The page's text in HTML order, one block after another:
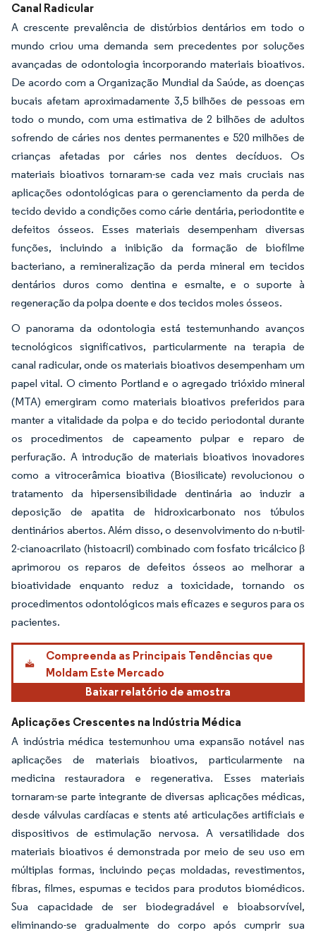
Canal Radicular
A crescente prevalência de distúrbios dentários em todo o
mundo criou uma demanda sem precedentes por soluções
avançadas de odontologia incorporando materiais bioativos.
De acordo com a Organização Mundial da Saúde, as doenças
bucais afetam aproximadamente 3,5 bilhões de pessoas em
todo o mundo, com uma estimativa de 2 bilhões de adultos
sofrendo de cáries nos dentes permanentes e 520 milhões de
crianças afetadas por cáries nos dentes decíduos. Os
materiais bioativos tornaram-se cada vez mais cruciais nas
aplicações odontológicas para o gerenciamento da perda de
tecido devido a condições como cárie dentária, periodontite e
defeitos ósseos. Esses materiais desempenham diversas
funções, incluindo a inibição da formação de biofilme
bacteriano, a remineralização da perda mineral em tecidos
dentários duros como dentina e esmalte, e o suporte à
regeneração da polpa doente e dos tecidos moles ósseos.
O panorama da odontologia está testemunhando avanços
tecnológicos significativos, particularmente na terapia de
canal radicular, onde os materiais bioativos desempenham um
papel vital. O cimento Portland e o agregado trióxido mineral
(MTA) emergiram como materiais bioativos preferidos para
manter a vitalidade da polpa e do tecido periodontal durante
os procedimentos de capeamento pulpar e reparo de
perfuração. A introdução de materiais bioativos inovadores
como a vitrocerâmica bioativa (Biosilicate) revolucionou o
tratamento da hipersensibilidade dentinária ao induzir a
deposição de apatita de hidroxicarbonato nos túbulos
dentinários abertos. Além disso, o desenvolvimento do n-butil-
2-cianoacrilato (histoacril) combinado com fosfato tricálcico β
aprimorou os reparos de defeitos ósseos ao melhorar a
bioatividade enquanto reduz a toxicidade, tornando os
procedimentos odontológicos mais eficazes e seguros para os
pacientes.
Compreenda as Principais Tendências que
Moldam Este Mercado
Baixar relatório de amostra
Aplicações Crescentes na Indústria Médica
A indústria médica testemunhou uma expansão notável nas
aplicações de materiais bioativos, particularmente na
medicina restauradora e regenerativa. Esses materiais
tornaram-se parte integrante de diversas aplicações médicas,
desde válvulas cardíacas e stents até articulações artificiais e
dispositivos de estimulação nervosa. A versatilidade dos
materiais bioativos é demonstrada por meio de seu uso em
múltiplas formas, incluindo peças moldadas, revestimentos,
fibras, filmes, espumas e tecidos para produtos biomédicos.
Sua capacidade de ser biodegradável e bioabsorvível,
eliminando-se gradualmente do corpo após cumprir sua